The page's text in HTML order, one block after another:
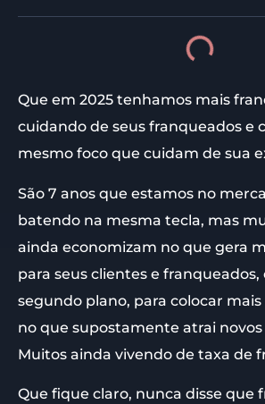
Que em 2025 tenhamos mais
cuidando de seus franqueados e
mesmo foco que cuidam de sua
São 7 anos que estamos no
batendo na mesma tecla, mas
ainda economizam no que gera
para seus clientes e
segundo plano, para colocar
no que supostamente atrai
Muitos ainda vivendo de taxa de
Que fique claro, nunca disse que